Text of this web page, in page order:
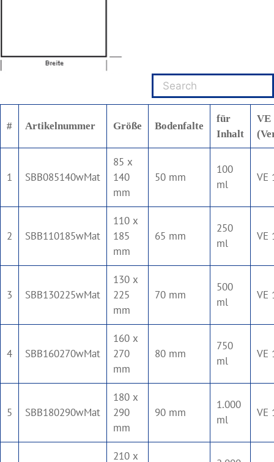
# Artikelnummer Größe Bodenfalte
für
Inhalt
VE
1 SBB085140wMat
85 x
140
mm
50 mm
100
ml
VE
2 SBB110185wMat
110 x
185
mm
65 mm
250
ml
VE
3 SBB130225wMat
130 x
225
mm
70 mm
500
ml
VE
4 SBB160270wMat
160 x
270
mm
80 mm
750
ml
VE
5 SBB180290wMat
180 x
290
mm
90 mm
1.000
ml
VE
210 x